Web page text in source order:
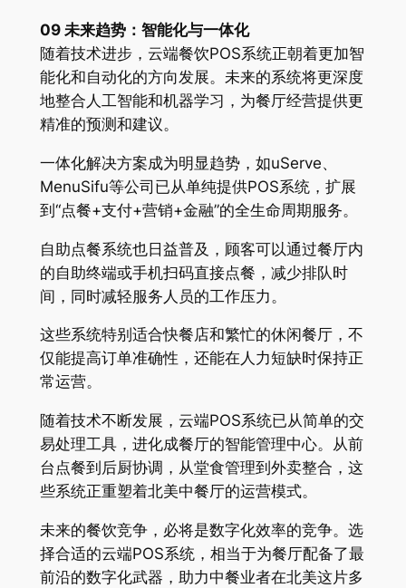
09 未来趋势：智能化与一体化
随着技术进步，云端餐饮POS系统正朝着更加智
能化和自动化的方向发展。未来的系统将更深度
地整合人工智能和机器学习，为餐厅经营提供更
精准的预测和建议。
一体化解决方案成为明显趋势，如uServe、
MenuSifu等公司已从单纯提供POS系统，扩展
到“点餐+支付+营销+金融”的全生命周期服务。
自助点餐系统也日益普及，顾客可以通过餐厅内
的自助终端或手机扫码直接点餐，减少排队时
间，同时减轻服务人员的工作压力。
这些系统特别适合快餐店和繁忙的休闲餐厅，不
仅能提高订单准确性，还能在人力短缺时保持正
常运营。
随着技术不断发展，云端POS系统已从简单的交
易处理工具，进化成餐厅的智能管理中心。从前
台点餐到后厨协调，从堂食管理到外卖整合，这
些系统正重塑着北美中餐厅的运营模式。
未来的餐饮竞争，必将是数字化效率的竞争。选
择合适的云端POS系统，相当于为餐厅配备了最
前沿的数字化武器，助力中餐业者在北美这片多